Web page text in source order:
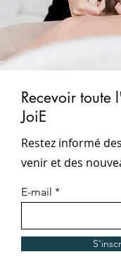
Recevoir toute
JoiE
Restez informé
venir et des
E-mail